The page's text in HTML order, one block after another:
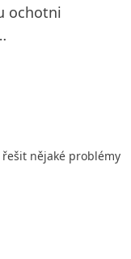
ochotni
nějaké problémy